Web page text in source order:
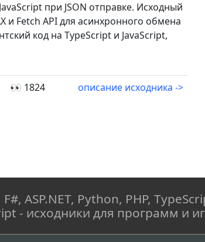
при JSON отправке. Исходный
и Fetch API для асинхронного обмена
код на TypeScript и JavaScript,
👀 1824 описание исходника ->
F#, ASP.NET, Python, PHP,
- исходники для программ и